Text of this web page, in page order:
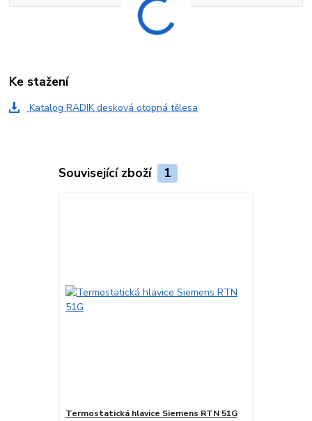
Ke stažení
Katalog RADIK desková otopná tělesa
Související zboží 1
Termostatická hlavice Siemens RTN 51G